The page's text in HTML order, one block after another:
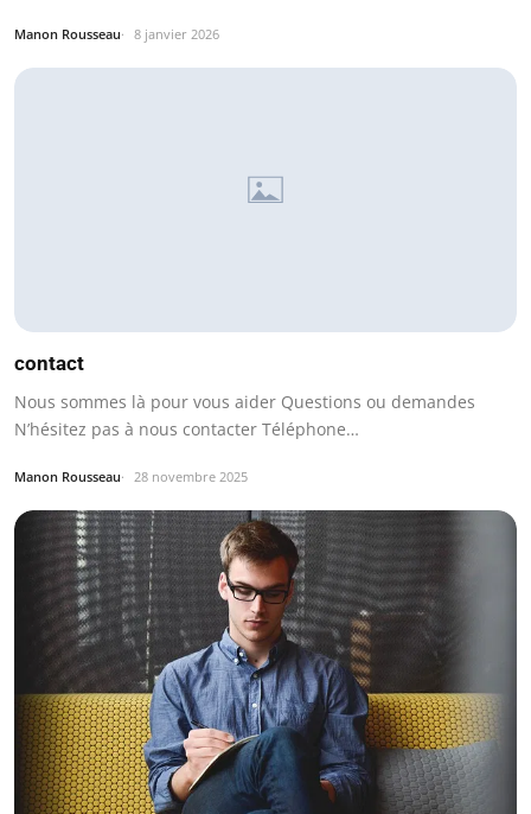
Manon Rousseau 8 janvier 2026
contact
Nous sommes là pour vous aider Questions ou demandes
N’hésitez pas à nous contacter Téléphone…
Manon Rousseau 28 novembre 2025